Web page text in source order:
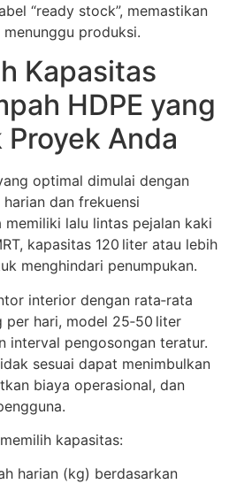
“ready stock”, memastikan
produksi.
Kapasitas
HDPE yang
Anda
optimal dimulai dengan
dan frekuensi
memiliki lalu lintas pejalan kaki
kapasitas 120 liter atau lebih
menghindari penumpukan.
interior dengan rata‑rata
per hari, model 25‑50 liter
interval pengosongan teratur.
sesuai dapat menimbulkan
biaya operasional, dan
kapasitas:
harian (kg) berdasarkan